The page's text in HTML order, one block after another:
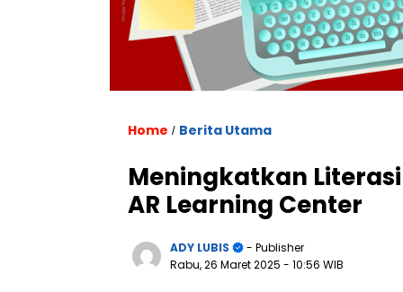
Home / Berita Utama
Meningkatkan
AR Learning Center
ADY LUBIS
- Publisher
Rabu, 26 Maret 2025 - 10:56 WIB